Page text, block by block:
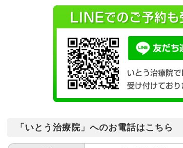
「いとう治療院」へのお電話はこちら